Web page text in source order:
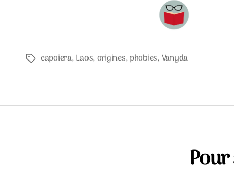
Étiquettes
capoiera,Laos,origines,phobies,Vanyda
Pour